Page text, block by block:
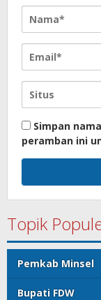
Simpan
peramban ini
Topik
Pemkab Minsel
Bupati FDW